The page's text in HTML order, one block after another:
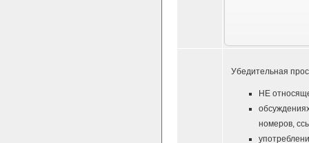
Убедительная
НЕ
номеров,